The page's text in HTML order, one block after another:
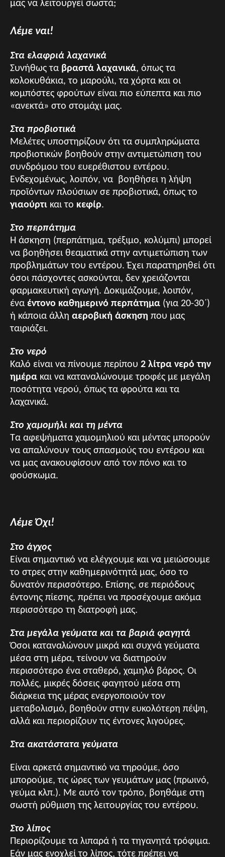
μας να λειτουργεί σωστά;
Λέμε ναι!
Στα ελαφριά λαχανικά
Συνήθως τα βραστά λαχανικά, όπως τα
κολοκυθάκια, το μαρούλι, τα χόρτα και οι
κομπόστες φρούτων είναι πιο εύπεπτα και πιο
«ανεκτά» στο στομάχι μας.
Στα προβιοτικά
Μελέτες υποστηρίζουν ότι τα συμπληρώματα
προβιοτικών βοηθούν στην αντιμετώπιση του
συνδρόμου του ευερέθιστου εντέρου.
Ενδεχομένως, λοιπόν, να βοηθήσει η λήψη
προϊόντων πλούσιων σε προβιοτικά, όπως το
γιαούρτι και το κεφίρ.
Στο περπάτημα
H άσκηση (περπάτημα, τρέξιμο, κολύμπι) μπορεί
να βοηθήσει θεαματικά στην αντιμετώπιση των
προβλημάτων του εντέρου. Έχει παρατηρηθεί ότι
όσοι πάσχοντες ασκούνται, δεν χρειάζονται
φαρμακευτική αγωγή. Δοκιμάζουμε, λοιπόν,
ένα έντονο καθημερινό περπάτημα (για 20-30΄)
ή κάποια άλλη αεροβική άσκηση που μας
ταιριάζει.
Στο νερό
Καλό είναι να πίνουμε περίπου 2 λίτρα νερό την
ημέρα και να καταναλώνουμε τροφές με μεγάλη
ποσότητα νερού, όπως τα φρούτα και τα
λαχανικά.
Στο χαμομήλι και τη μέντα
Tα αφεψήματα χαμομηλιού και μέντας μπορούν
να απαλύνουν τους σπασμούς του εντέρου και
να μας ανακουφίσουν από τον πόνο και το
φούσκωμα.
Λέμε Όχι!
Στο άγχος
Είναι σημαντικό να ελέγχουμε και να μειώσουμε
το στρες στην καθημερινότητά μας, όσο το
δυνατόν περισσότερο. Επίσης, σε περιόδους
έντονης πίεσης, πρέπει να προσέχουμε ακόμα
περισσότερο τη διατροφή μας.
Στα μεγάλα γεύματα και τα βαριά φαγητά
Όσοι καταναλώνουν μικρά και συχνά γεύματα
μέσα στη μέρα, τείνουν να διατηρούν
περισσότερο ένα σταθερό, χαμηλό βάρος. Οι
πολλές, μικρές δόσεις φαγητού μέσα στη
διάρκεια της μέρας ενεργοποιούν τον
μεταβολισμό, βοηθούν στην ευκολότερη πέψη,
αλλά και περιορίζουν τις έντονες λιγούρες.
Στα ακατάστατα γεύματα
Είναι αρκετά σημαντικό να τηρούμε, όσο
μπορούμε, τις ώρες των γευμάτων μας (πρωινό,
γεύμα κλπ.). Mε αυτό τον τρόπο, βοηθάμε στη
σωστή ρύθμιση της λειτουργίας του εντέρου.
Στο λίπος
Περιορίζουμε τα λιπαρά ή τα τηγανητά τρόφιμα.
Εάν μας ενοχλεί το λίπος, τότε πρέπει να